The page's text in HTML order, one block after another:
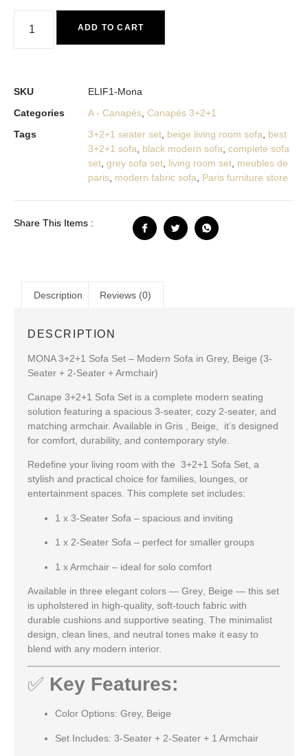
ADD TO CART
SKU
ELIF1-Mona
Categories
A - Canapés Canapés 3+2+1
Tags
3+2+1 seater set beige living room sofa
best
3+2+1 sofa
black modern sofa complete sofa
set grey sofa set living room set meubles de
paris modern fabric sofa Paris furniture store
Share This Items :
Description Reviews (0)
DESCRIPTION
MONA 3+2+1 Sofa Set – Modern Sofa in Grey, Beige (3-
Seater + 2-Seater + Armchair)
Canape 3+2+1 Sofa Set is a complete modern seating
solution featuring a spacious 3-seater, cozy 2-seater, and
matching armchair. Available in Gris Beige , it’s designed
for comfort, durability, and contemporary style.
Redefine your living room with the 3+2+1 Sofa Set, a
stylish and practical choice for families, lounges, or
entertainment spaces. This complete set includes:
1 x 3-Seater Sofa – spacious and inviting
1 x 2-Seater Sofa – perfect for smaller groups
1 x Armchair – ideal for solo comfort
Available in three elegant colors — Grey Beige — this set
is upholstered in high-quality, soft-touch fabric with
durable cushions and supportive seating. The minimalist
design, clean lines, and neutral tones make it easy to
blend with any modern interior.
✅ Key Features:
Color Options: Grey, Beige
Set Includes: 3-Seater + 2-Seater + 1 Armchair